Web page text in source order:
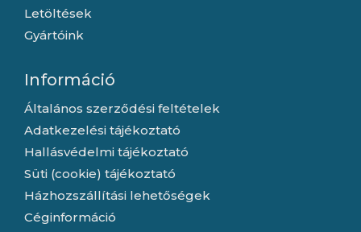
Letöltések
Gyártóink
Információ
Általános szerződési feltételek
Adatkezelési tájékoztató
Hallásvédelmi tájékoztató
Süti (cookie) tájékoztató
Házhozszállítási lehetőségek
Céginformáció